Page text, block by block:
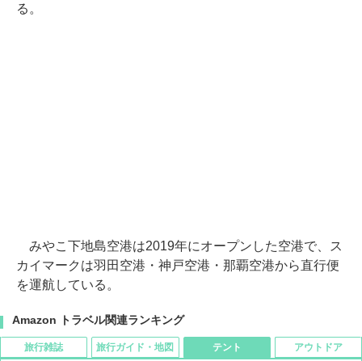
る。
みやこ下地島空港は2019年にオープンした空港で、ス
カイマークは羽田空港・神戸空港・那覇空港から直行便
を運航している。
Amazon トラベル関連ランキング
旅行雑誌 旅行ガイド・地図 テント アウトドア